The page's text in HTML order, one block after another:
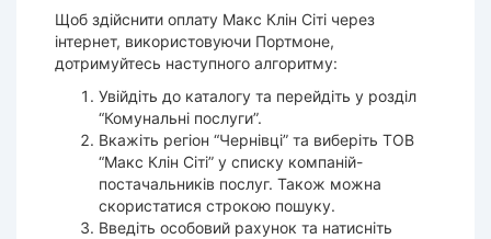
Щоб здійснити оплату Макс Клін Сіті через
інтернет, використовуючи Портмоне,
дотримуйтесь наступного алгоритму:
Увійдіть до каталогу та перейдіть у розділ
“Комунальні послуги”.
Вкажіть регіон “Чернівці” та виберіть ТОВ
“Макс Клін Сіті” у списку компаній-
постачальників послуг. Також можна
скористатися строкою пошуку.
Введіть особовий рахунок та натисніть